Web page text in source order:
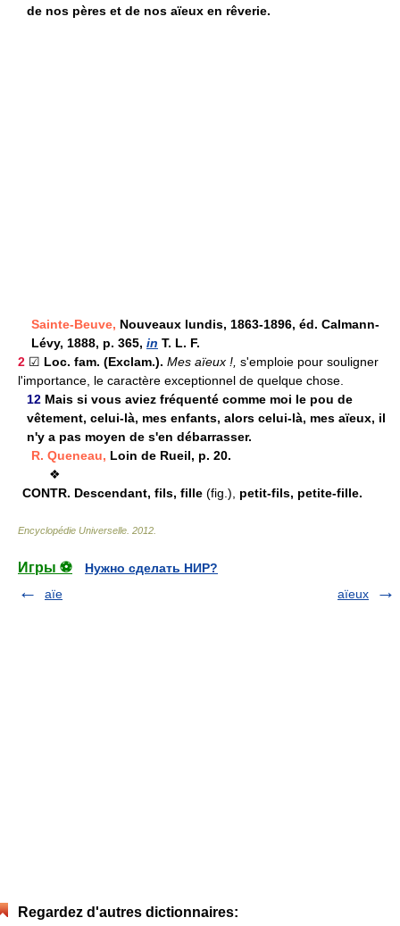
de nos pères et de nos aïeux en rêverie.
Sainte-Beuve, Nouveaux lundis, 1863-1896, éd. Calmann-
Lévy, 1888, p. 365, in T. L. F.
2 ☑ Loc. fam. (Exclam.). Mes aïeux !, s'emploie pour souligner
l'importance, le caractère exceptionnel de quelque chose.
12 Mais si vous aviez fréquenté comme moi le pou de
vêtement, celui-là, mes enfants, alors celui-là, mes aïeux, il
n'y a pas moyen de s'en débarrasser.
R. Queneau, Loin de Rueil, p. 20.
❖
CONTR. Descendant, fils, fille (fig.), petit-fils, petite-fille.
Encyclopédie Universelle 2012
Игры ⚽
Нужно сделать НИР?
aïe
aïeux
Regardez d'autres dictionnaires: